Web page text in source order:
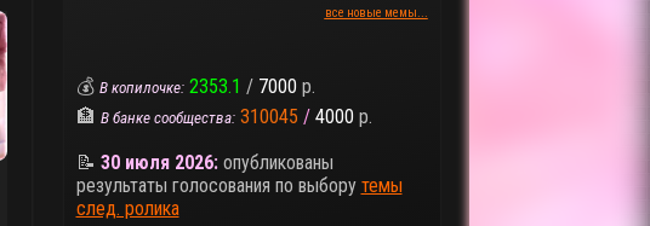
все новые мемы...
💰 В копилочке: 2353.1 / 7000 р.
🏦 В банке сообщества: 310045 / 4000 р.
📝 30 июля 2026:опубликованы
результаты голосования по выбору темы
след. ролика